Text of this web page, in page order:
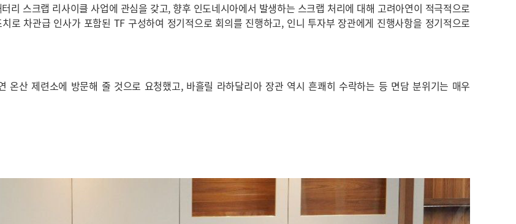
리 스크랩 리사이클 사업에 관심을 갖고, 향후 인도네시아에서 발생하는 스크랩 처리에 대해 고려아연이 적극적으로
로 차관급 인사가 포함된 TF 구성하여 정기적으로 회의를 진행하고, 인니 투자부 장관에게 진행사항을 정기적으로
온산 제련소에 방문해 줄 것으로 요청했고, 바흘릴 라하달리아 장관 역시 흔쾌히 수락하는 등 면담 분위기는 매우